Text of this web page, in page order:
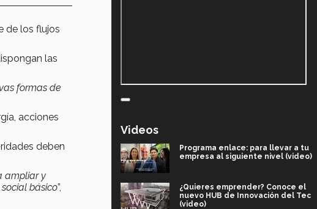
de los flujos
las
formas de
acciones
deben
ampliar y
básico”,
Videos
Programa enlace: para llevar a tu
empresa al siguiente nivel (video)
¿Quieres emprender? Conoce el
nuevo HUB de Innovación del Tec
(video)